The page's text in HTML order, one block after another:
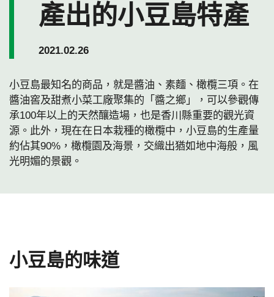
產出的小豆島特產
2021.02.26
小豆島最知名的商品，就是醬油、素麵、橄欖三項。在
醬油窖及甜煮小菜工廠聚集的「醬之鄉」，可以參觀傳
承100年以上的天然釀造場，也是香川縣重要的觀光資
源。此外，現在在日本栽種的橄欖中，小豆島的生產量
約佔其90%，橄欖園及海景，交織出猶如地中海般，風
光明媚的景觀。
小豆島的味道